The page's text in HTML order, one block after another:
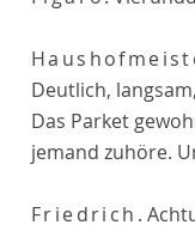
Deutlich,
Das Parket
jemand zuhöre.
Friedrich .